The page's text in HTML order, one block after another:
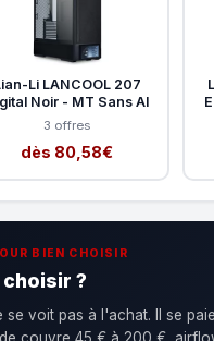
Li LANCOOL 207
Noir - MT Sans Al
3 offres
dès 80,58€
BIEN CHOISIR
choisir ?
se voit pas à l'achat. Il se